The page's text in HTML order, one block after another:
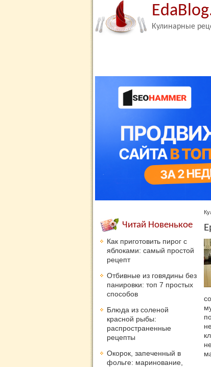
Кулинарные
Читай Новенькое
Как приготовить пирог с
яблоками: самый простой
рецепт
Отбивные из говядины без
панировки: топ 7 простых
способов
Блюда из соленой
красной рыбы:
распространенные
рецепты
Окорок, запеченный в
фольге: маринование,